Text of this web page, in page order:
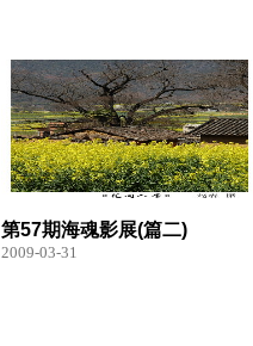
第57期海魂影展(篇二)
2009-03-31